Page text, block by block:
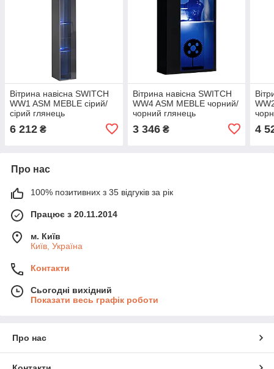
Вітрина навісна SWITCH
WW1 ASM MEBLE сірий/
сірий глянець
6 212 ₴
Вітрина навісна SWITCH
WW4 ASM MEBLE чорний/
чорний глянець
3 346₴ 4
Про нас
100% позитивних з 35 відгуків за рік
Працює з 20.11.2014
м. Київ
Київ, Україна
Контакти
Сьогодні вихідний
Показати весь графік роботи
Про нас